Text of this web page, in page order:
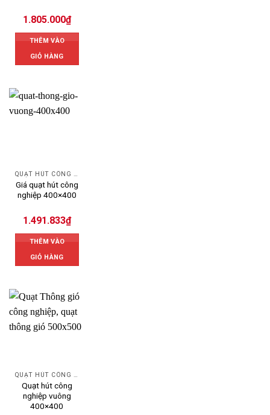
1.805.000₫
THÊM VÀO
GIỎ HÀNG
Giá quạt hút công
nghiệp 400×400
1.491.833₫
THÊM VÀO
GIỎ HÀNG
QUẠT HÚT CÔNG NGHIỆP
Quạt hút công
nghiệp vuông
400×400